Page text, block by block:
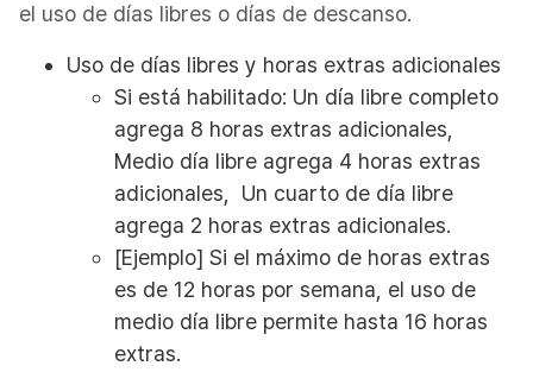
el uso de días libres o días de descanso.
Uso de días libres y horas extras adicionales
Si está habilitado: Un día libre completo
agrega 8 horas extras adicionales,
Medio día libre agrega 4 horas extras
adicionales, Un cuarto de día libre
agrega 2 horas extras adicionales.
[Ejemplo] Si el máximo de horas extras
es de 12 horas por semana, el uso de
medio día libre permite hasta 16 horas
extras.